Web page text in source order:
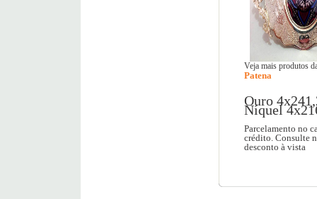
Veja mais produtos
Patena
Ouro
Níquel
Parcelamento no
crédito. Consulte
desconto à vista